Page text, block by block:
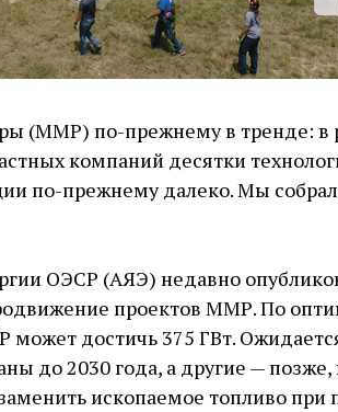
(ММР) по-прежнему в тренде: в
компаний десятки
по-прежнему далеко. Мы
ОЭСР (АЯЭ) недавно
проектов ММР. По
достичь 375 ГВт.
до 2030 года, а другие — ​позже,
ископаемое топливо при